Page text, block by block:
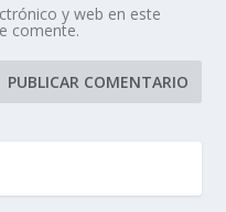
y web en este
comente.